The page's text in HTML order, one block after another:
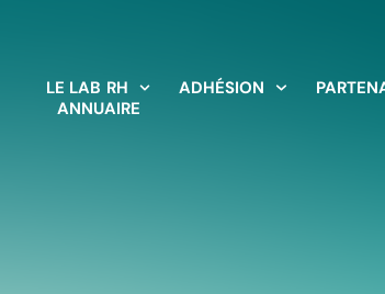
LE LAB RH ADHÉSION
ANNUAIRE